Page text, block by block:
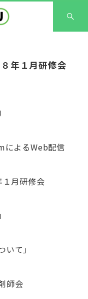
年１月研修会
によるWeb配信
１月研修会
て」
師会